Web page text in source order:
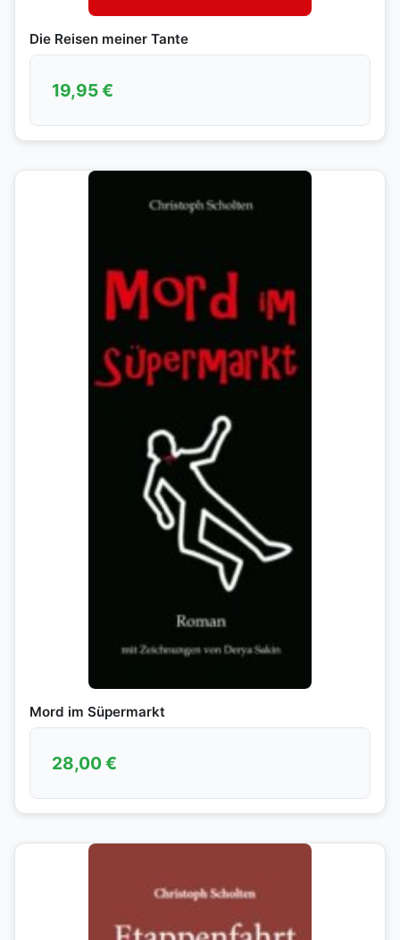
Die Reisen meiner Tante
19,95€
Mord im Süpermarkt
28,00€